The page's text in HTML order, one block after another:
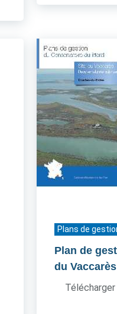
Plans de
Plan de
du Vaccarès